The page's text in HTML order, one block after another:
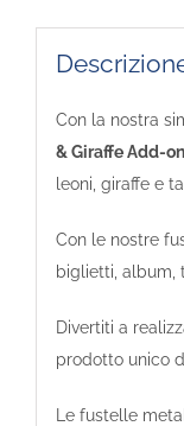
Con la nostra
& Giraffe Add-on
leoni, giraffe e
Con le nostre
biglietti, album,
Divertiti a
prodotto unico
Le fustelle